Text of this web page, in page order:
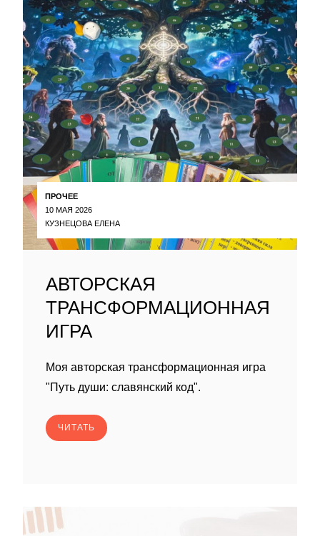
ПРОЧЕЕ
10 МАЯ 2026
КУЗНЕЦОВА ЕЛЕНА
АВТОРСКАЯ
ТРАНСФОРМАЦИОННАЯ
ИГРА
Моя авторская трансформационная игра
"Путь души: славянский код".
ЧИТАТЬ